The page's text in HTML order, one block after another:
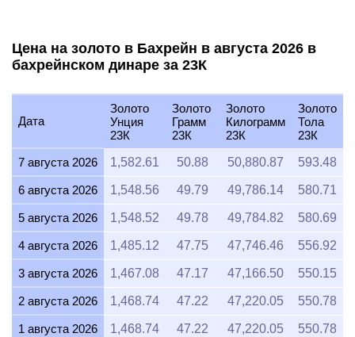
Цена на золото в Бахрейн в августа 2026 в
бахрейнском динаре за 23К
Дата
Золото
Унция
23К
Золото
Грамм
23К
Золото
Килограмм
23К
Золото
Тола
23К
7 августа 2026
1,582.61 50.88 50,880.87 593.48
6 августа 2026 1,548.56 49.79 49,786.14 580.71
5 августа 2026 1,548.52 49.78 49,784.82 580.69
4 августа 2026 1,485.12 47.75 47,746.46 556.92
3 августа 2026 1,467.08 47.17 47,166.50 550.15
2 августа 2026 1,468.74 47.22 47,220.05 550.78
1 августа 2026 1,468.74 47.22 47,220.05 550.78